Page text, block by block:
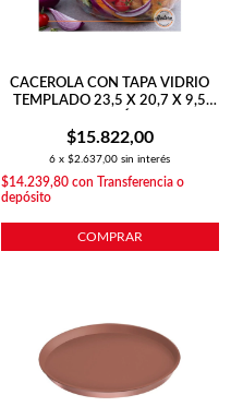
CACEROLA CON TAPA VIDRIO
TEMPLADO 23,5 X 20,7 X 9,5
$15.822,00
6 x$2.637,00 sin interés
$14.239,80con Transferencia o
depósito
COMPRAR